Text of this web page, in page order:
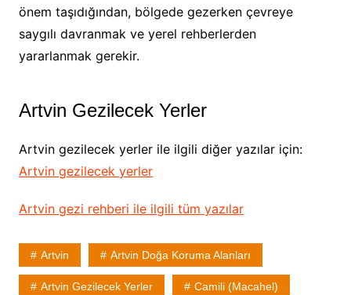
önem taşıdığından, bölgede gezerken çevreye
saygılı davranmak ve yerel rehberlerden
yararlanmak gerekir.
Artvin Gezilecek Yerler
Artvin gezilecek yerler ile ilgili diğer yazılar için:
Artvin gezilecek yerler
Artvin gezi rehberi ile ilgili tüm yazılar
Artvin Artvin Doğa Koruma Alanları
Artvin Gezilecek Yerler Camili (Macahel)